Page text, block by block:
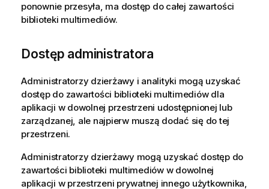
ponownie przesyła, ma dostęp do całej zawartości
biblioteki multimediów.
Dostęp administratora
Administratorzy dzierżawy i analityki mogą uzyskać
dostęp do zawartości biblioteki multimediów dla
aplikacji w dowolnej przestrzeni udostępnionej lub
zarządzanej, ale najpierw muszą dodać się do tej
przestrzeni.
Administratorzy dzierżawy mogą uzyskać dostęp do
zawartości biblioteki multimediów w dowolnej
aplikacji w przestrzeni prywatnej innego użytkownika,